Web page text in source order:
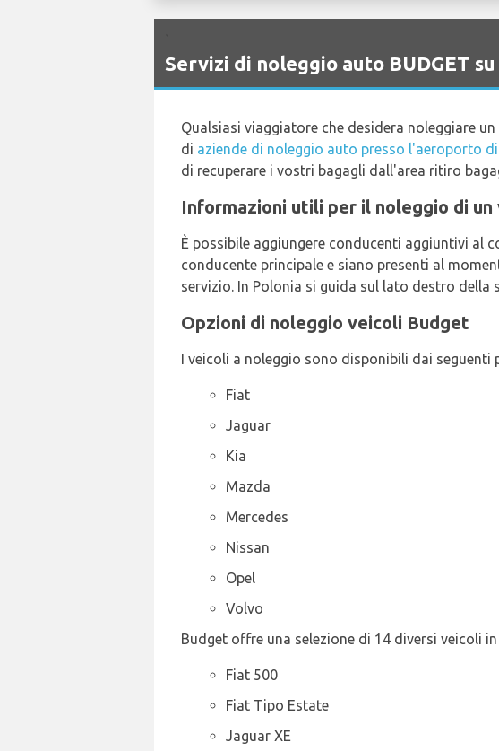
Servizi di noleggio auto BUDGET
Qualsiasi viaggiatore che desidera noleggiare
di aziende di noleggio auto presso l'aeroporto
di recuperare i vostri bagagli dall'area ritiro
Informazioni utili per il noleggio di
È possibile aggiungere conducenti aggiuntivi
conducente principale e siano presenti al
servizio. In Polonia si guida sul lato destro della
Opzioni di noleggio veicoli Budget
I veicoli a noleggio sono disponibili dai seguenti
Fiat
Jaguar
Kia
Mazda
Mercedes
Nissan
Opel
Volvo
Budget offre una selezione di 14 diversi veicoli
Fiat 500
Fiat Tipo Estate
Jaguar XE